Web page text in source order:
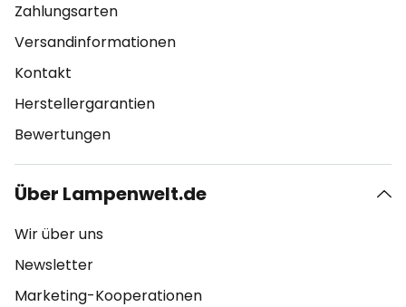
Zahlungsarten
Versandinformationen
Kontakt
Herstellergarantien
Bewertungen
Über Lampenwelt.de
Wir über uns
Newsletter
Marketing-Kooperationen